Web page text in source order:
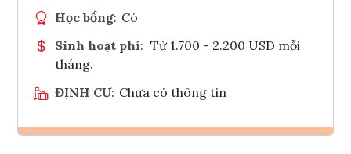
Học bổng: Có
Sinh hoạt phí: Từ 1.700 - 2.200 USD mỗi
tháng.
ĐỊNH CƯ: Chưa có thông tin